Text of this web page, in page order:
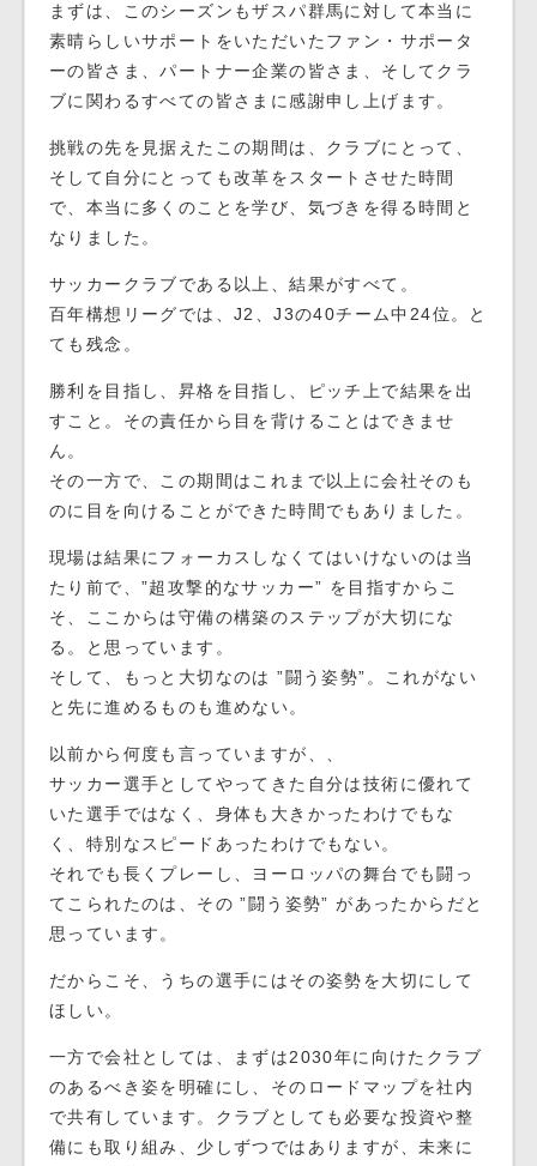
まずは、このシーズンもザスパ群馬に対して本当に
素晴らしいサポートをいただいたファン・サポータ
ーの皆さま、パートナー企業の皆さま、そしてクラ
ブに関わるすべての皆さまに感謝申し上げます。
挑戦の先を見据えたこの期間は、クラブにとって、
そして自分にとっても改革をスタートさせた時間
で、本当に多くのことを学び、気づきを得る時間と
なりました。
サッカークラブである以上、結果がすべて。
百年構想リーグでは、J2、J3の40チーム中24位。と
ても残念。
勝利を目指し、昇格を目指し、ピッチ上で結果を出
すこと。その責任から目を背けることはできませ
ん。
その一方で、この期間はこれまで以上に会社そのも
のに目を向けることができた時間でもありました。
現場は結果にフォーカスしなくてはいけないのは当
たり前で、”超攻撃的なサッカー” を目指すからこ
そ、ここからは守備の構築のステップが大切にな
る。と思っています。
そして、もっと大切なのは ”闘う姿勢”。これがない
と先に進めるものも進めない。
以前から何度も言っていますが、、
サッカー選手としてやってきた自分は技術に優れて
いた選手ではなく、身体も大きかったわけでもな
く、特別なスピードあったわけでもない。
それでも長くプレーし、ヨーロッパの舞台でも闘っ
てこられたのは、その ”闘う姿勢” があったからだと
思っています。
だからこそ、うちの選手にはその姿勢を大切にして
ほしい。
一方で会社としては、まずは2030年に向けたクラブ
のあるべき姿を明確にし、そのロードマップを社内
で共有しています。クラブとしても必要な投資や整
備にも取り組み、少しずつではありますが、未来に